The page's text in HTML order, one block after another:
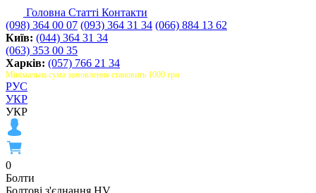
Головна Статті Контакти
(098) 364 00 07 (093) 364 31 34 (066) 884 13 62
Київ: (044) 364 31 34
(063) 353 00 35
Харків: (057) 766 21 34
Мінімальна сума замовлення становить 1000 грн
РУС
УКР
УКР
0
Болти
Болтові з'єднання HV